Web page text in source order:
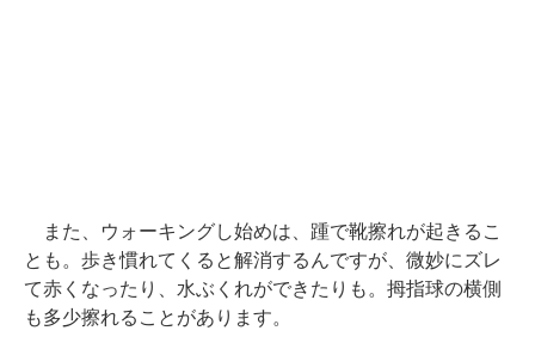
また、ウォーキングし始めは、踵で靴擦れが起きるこ
とも。歩き慣れてくると解消するんですが、微妙にズレ
て赤くなったり、水ぶくれができたりも。拇指球の横側
も多少擦れることがあります。